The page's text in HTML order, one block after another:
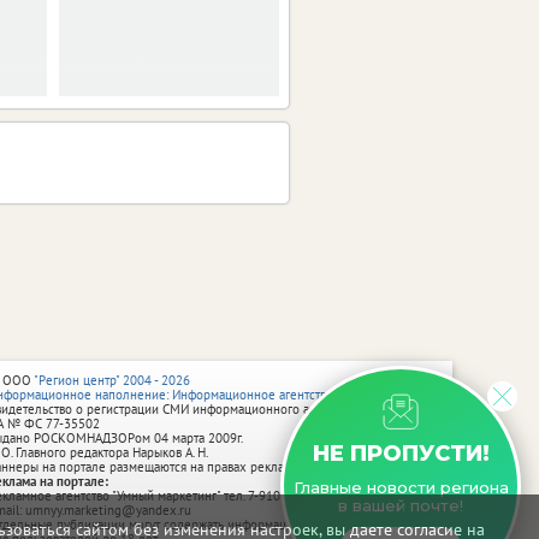
сайтом без изменения настроек, вы даете согласие на
НЕ ПРОПУСТИ!
Главные новости региона
в вашей почте!
"Регион центр" 2004 - 2026
наполнение: Информационное агентство vRossii.ru
о регистрации СМИ информационного агентства vRossii.ru
№ ФС 77‑35502
РОСКОМНАДЗОРом 04 марта 2009г.
Главного редактора Нарыков А. Н.
на портале размещаются на правах рекламы.
на портале:
агентство "Умный маркетинг" тел. 7-910-267-70-40,
umnyy.marketing@yandex.ru
публикации могут содержать информацию, не предназначенную